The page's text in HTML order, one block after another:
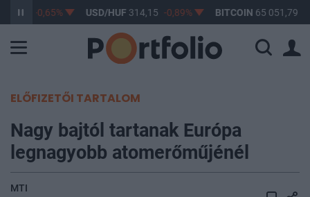
-0,65% USD/HUF 314,15 -0,89% BITCOIN 65 051,79
ELŐFIZETŐI TARTALOM
Nagy bajtól tartanak Európa
legnagyobb atomerőműjénél
MTI